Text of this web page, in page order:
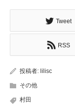
Tweet
RSS
投稿者: lilisc
その他
村田